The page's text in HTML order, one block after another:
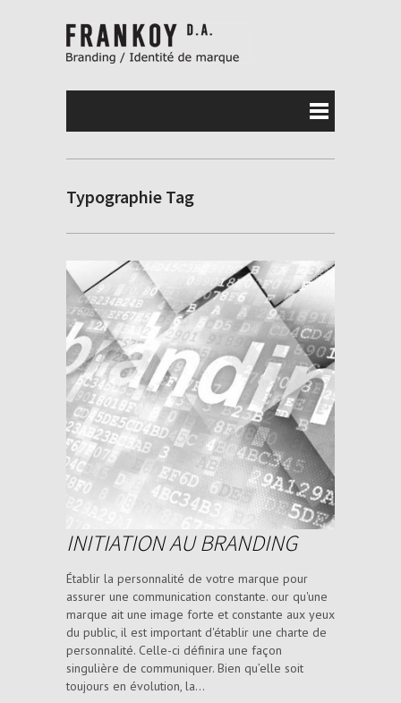
Typographie Tag
INITIATION AU BRANDING
Établir la personnalité de votre marque pour
assurer une communication constante. our qu'une
marque ait une image forte et constante aux yeux
du public, il est important d'établir une charte de
personnalité. Celle-ci définira une façon
singulière de communiquer. Bien qu’elle soit
toujours en évolution, la...